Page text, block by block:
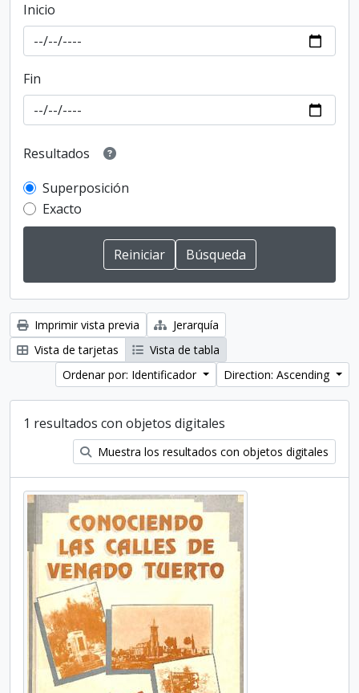
Inicio
Fin
Resultados
Superposición
Exacto
Imprimir vista previa
Jerarquía
Vista de tarjetas
Vista de tabla
Ordenar por: Identificador
Direction: Ascending
1 resultados con objetos digitales
Muestra los resultados con objetos digitales